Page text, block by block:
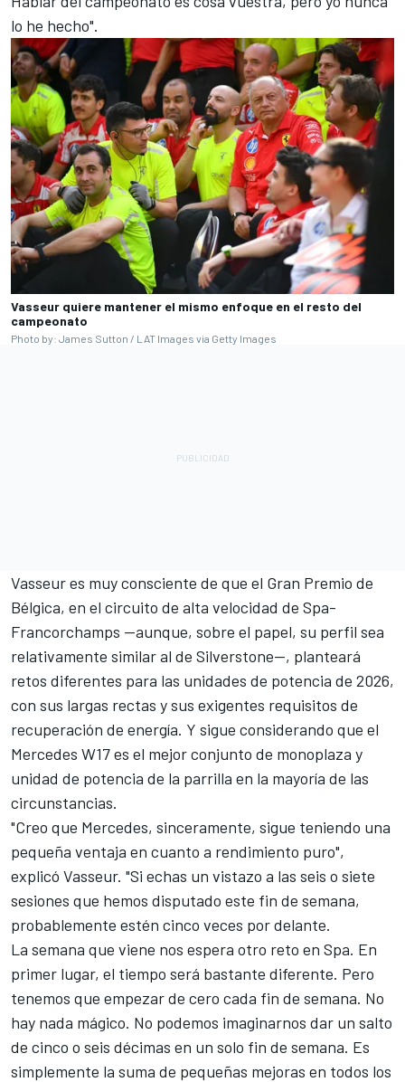
lo he hecho".
Vasseur quiere mantener el mismo enfoque en el resto del
campeonato
Photo by: James Sutton / LAT Images via Getty Images
Vasseur es muy consciente de que el Gran Premio de
Bélgica, en el circuito de alta velocidad de Spa-
Francorchamps —aunque, sobre el papel, su perfil sea
relativamente similar al de Silverstone—, planteará
retos diferentes para las unidades de potencia de 2026,
con sus largas rectas y sus exigentes requisitos de
recuperación de energía. Y sigue considerando que el
Mercedes W17 es el mejor conjunto de monoplaza y
unidad de potencia de la parrilla en la mayoría de las
circunstancias.
"Creo que Mercedes, sinceramente, sigue teniendo una
pequeña ventaja en cuanto a rendimiento puro",
explicó Vasseur. "Si echas un vistazo a las seis o siete
sesiones que hemos disputado este fin de semana,
probablemente estén cinco veces por delante.
La semana que viene nos espera otro reto en Spa. En
primer lugar, el tiempo será bastante diferente. Pero
tenemos que empezar de cero cada fin de semana. No
hay nada mágico. No podemos imaginarnos dar un salto
de cinco o seis décimas en un solo fin de semana. Es
simplemente la suma de pequeñas mejoras en todos los